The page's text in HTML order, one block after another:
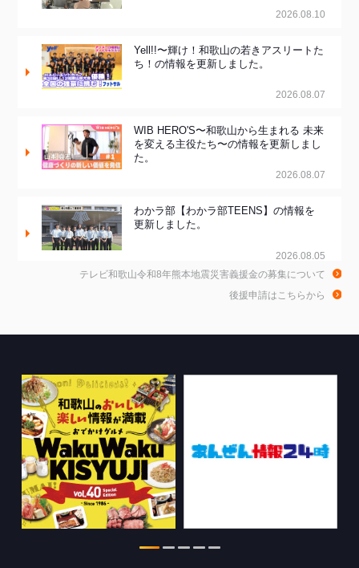
2026.08.10
Yell!!〜輝け！和歌山の若きアスリートた
ち！の情報を更新しました。
2026.08.07
WIB HERO'S〜和歌山から生まれる 未来
を変える主役たち〜の情報を更新しまし
た。
2026.08.07
わかラ部【わかラ部TEENS】の情報を
更新しました。
2026.08.05
和歌山市広報番組の情報を更新しまし
2026.08.05
WTV NEWS6【WAKAYAMA SDGs】の
情報を更新しました。
特別番組【8月】の情報を更新しました。
テレビ和歌山令和8年熊本地震災害義援金の募集について
後援申請はこちらから